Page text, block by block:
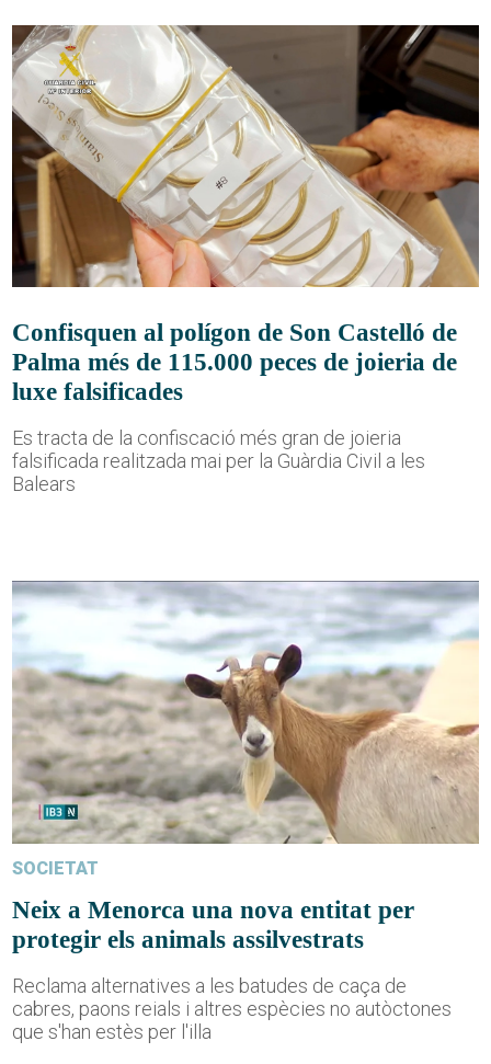
Confisquen al polígon de Son Castelló de
Palma més de 115.000 peces de joieria de
luxe falsificades
Es tracta de la confiscació més gran de joieria
falsificada realitzada mai per la Guàrdia Civil a les
Balears
SOCIETAT
Neix a Menorca una nova entitat per
protegir els animals assilvestrats
Reclama alternatives a les batudes de caça de
cabres, paons reials i altres espècies no autòctones
que s'han estès per l'illa